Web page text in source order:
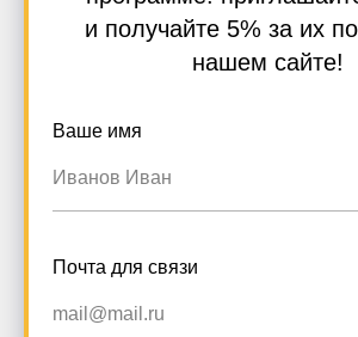
и получайте 5% за их
нашем сайте!
Ваше имя
Почта для связи